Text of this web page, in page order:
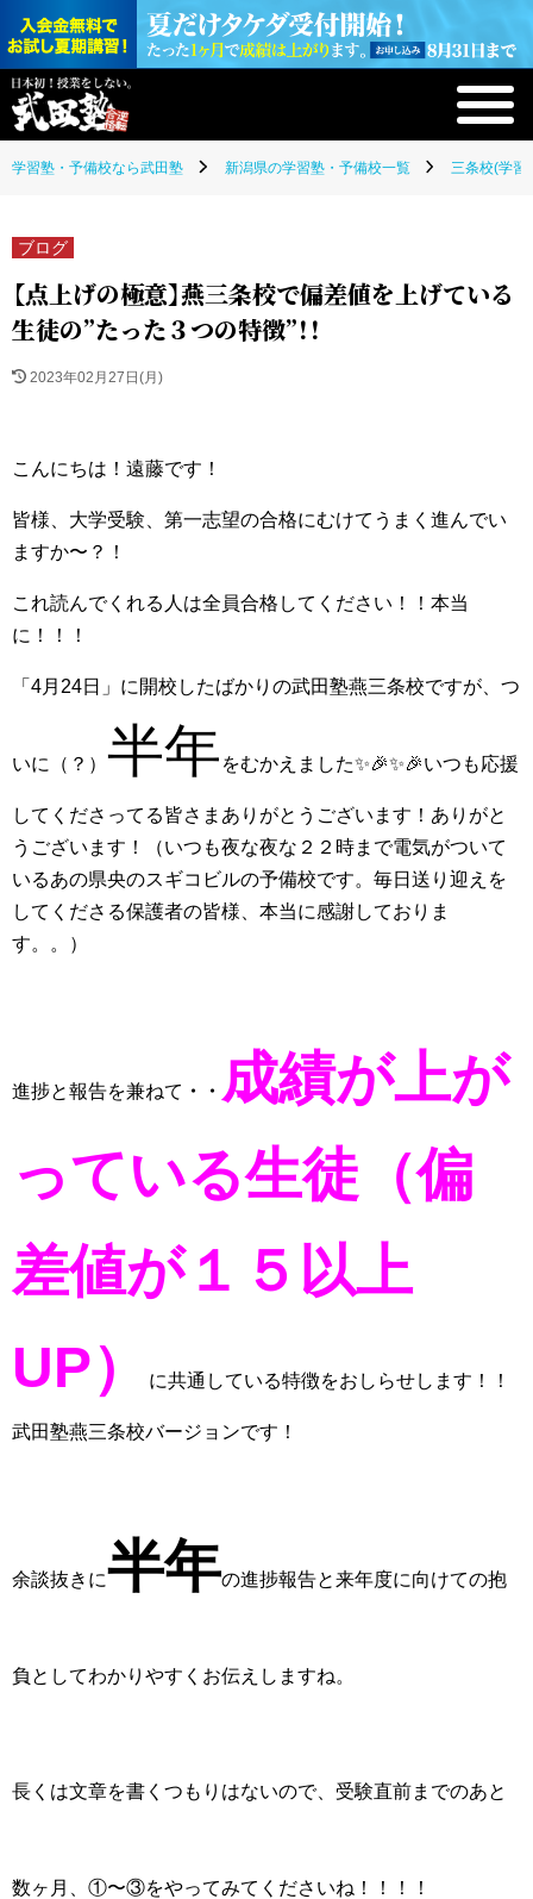
学習塾・予備校なら武田塾 新潟県の学習塾・予備校一覧 三条校(学習
ブログ
【点上げの極意】燕三条校で偏差値を上げている
生徒の”たった３つの特徴”！！
2023年02月27日(月)
こんにちは！遠藤です！
皆様、大学受験、第一志望の合格にむけてうまく進んでい
ますか〜？！
これ読んでくれる人は全員合格してください！！本当
に！！！
「4月24日」に開校したばかりの武田塾燕三条校ですが、つ
いに（？） 半年 をむかえました✨🎉✨🎉いつも応援
してくださってる皆さまありがとうございます！ありがと
うございます！（いつも夜な夜な２２時まで電気がついて
いるあの県央のスギコビルの予備校です。毎日送り迎えを
してくださる保護者の皆様、本当に感謝しておりま
す。。）
進捗と報告を兼ねて ・・ 成績が上が
っている生徒（偏
差値が１５以上
UP）
に共通している特徴をおしらせします！！
武田塾燕三条校バージョンです！
余談抜きに半年の進捗報告と来年度に向けての抱
負としてわかりやすく お伝えしますね。
長くは文章を書くつもりはないので、受験直前までのあと
数ヶ月、①〜③をやってみてくださいね！！！！